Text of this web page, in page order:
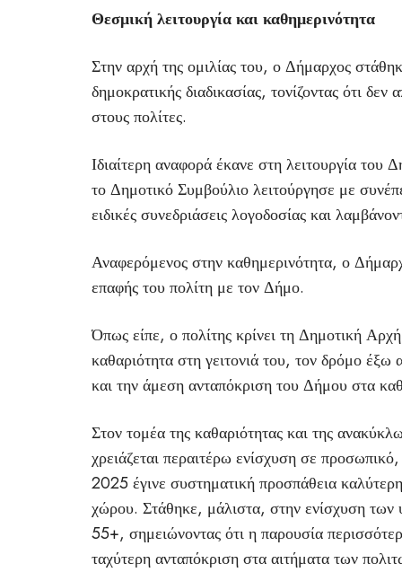
Θεσμική λειτουργία και καθημερινότητα
Στην αρχή της ομιλίας του, ο Δήμαρχος
δημοκρατικής διαδικασίας, τονίζοντας ότι
στους πολίτες.
Ιδιαίτερη αναφορά έκανε στη λειτουργία
το Δημοτικό Συμβούλιο λειτούργησε με
ειδικές συνεδριάσεις λογοδοσίας και
Αναφερόμενος στην καθημερινότητα, ο
επαφής του πολίτη με τον Δήμο.
Όπως είπε, ο πολίτης κρίνει τη Δημοτική
καθαριότητα στη γειτονιά του, τον δρόμο
και την άμεση ανταπόκριση του Δήμου στα
Στον τομέα της καθαριότητας και της
χρειάζεται περαιτέρω ενίσχυση σε
2025 έγινε συστηματική προσπάθεια
χώρου. Στάθηκε, μάλιστα, στην ενίσχυση
55+, σημειώνοντας ότι η παρουσία
ταχύτερη ανταπόκριση στα αιτήματα των